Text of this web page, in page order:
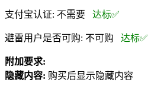
支付宝认证: 不需要 达标✅
避雷用户是否可购: 不可购 达标✅
附加要求:
隐藏内容: 购买后显示隐藏内容